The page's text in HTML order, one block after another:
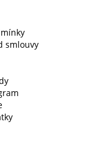
smlouvy